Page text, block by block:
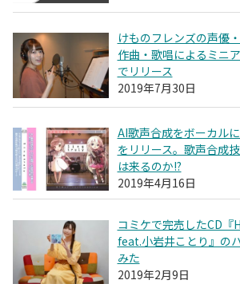
けものフレンズの声優
作曲・歌唱によるミニ
でリリース
2019年7月30日
AI歌声合成をボーカル
をリリース。歌声合成
は来るのか!?
2019年4月16日
コミケで完売したCD
feat.小岩井ことり』の
みた
2019年2月9日